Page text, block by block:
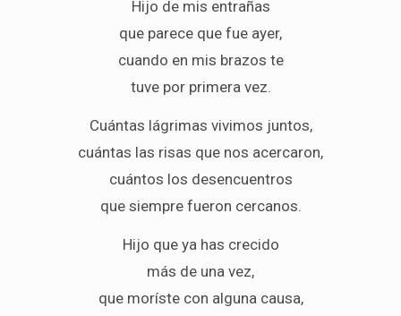
Hijo de mis entrañas
que parece que fue ayer,
cuando en mis brazos te
tuve por primera vez.
Cuántas lágrimas vivimos juntos,
cuántas las risas que nos acercaron,
cuántos los desencuentros
que siempre fueron cercanos.
Hijo que ya has crecido
más de una vez,
que moríste con alguna causa,